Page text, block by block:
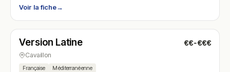
Voir la fiche→
N° 19
Version Latine €€-€€€
Cavaillon
Française Méditerranéenne